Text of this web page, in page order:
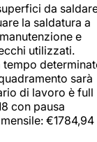
da
la saldatura a
e
utilizzati.
tempo
sarà
di lavoro è full
con pausa
€1784,94